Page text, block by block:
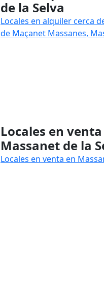
de la Selva
Locales en alquiler cerca
de Maçanet Massanes,
Locales en
Massanet de la
Locales en venta en